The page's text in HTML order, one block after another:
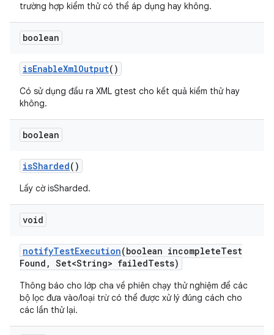
trường hợp kiểm thử có thể áp dụng hay không.
boolean
isEnableXmlOutput()
Có sử dụng đầu ra XML gtest cho kết quả kiểm thử hay
không.
boolean
isSharded()
Lấy cờ isSharded.
void
notifyTestExecution(boolean incompleteTest
Found , Set<String> failedTests)
Thông báo cho lớp cha về phiên chạy thử nghiệm để các
bộ lọc đưa vào/loại trừ có thể được xử lý đúng cách cho
các lần thử lại.